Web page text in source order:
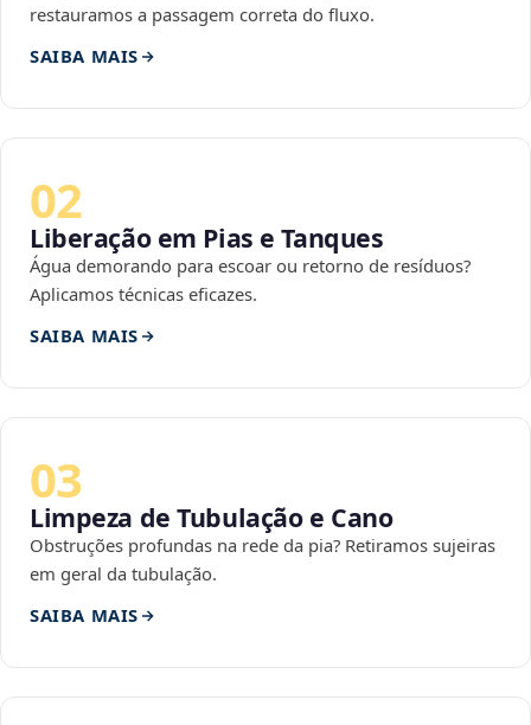
restauramos a passagem correta do fluxo.
SAIBA MAIS
02
Liberação em Pias e Tanques
Água demorando para escoar ou retorno de resíduos?
Aplicamos técnicas eficazes.
SAIBA MAIS
03
Limpeza de Tubulação e Cano
Obstruções profundas na rede da pia? Retiramos sujeiras
em geral da tubulação.
SAIBA MAIS